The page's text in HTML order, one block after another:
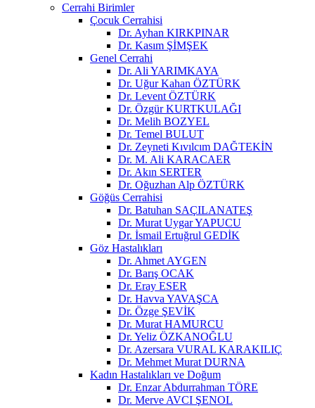
Cerrahi Birimler
Çocuk Cerrahisi
Dr. Ayhan KIRKPINAR
Dr. Kasım ŞİMŞEK
Genel Cerrahi
Dr. Ali YARIMKAYA
Dr. Uğur Kahan ÖZTÜRK
Dr. Levent ÖZTÜRK
Dr. Özgür KURTKULAĞI
Dr. Melih BOZYEL
Dr. Temel BULUT
Dr. Zeyneti Kıvılcım DAĞTEKİN
Dr. M. Ali KARACAER
Dr. Akın SERTER
Dr. Oğuzhan Alp ÖZTÜRK
Göğüs Cerrahisi
Dr. Batuhan SAÇILANATEŞ
Dr. Murat Uygar YAPUCU
Dr. İsmail Ertuğrul GEDİK
Göz Hastalıkları
Dr. Ahmet AYGEN
Dr. Barış OCAK
Dr. Eray ESER
Dr. Havva YAVAŞCA
Dr. Özge ŞEVİK
Dr. Murat HAMURCU
Dr. Yeliz ÖZKANOĞLU
Dr. Azersara VURAL KARAKILIÇ
Dr. Mehmet Murat DURNA
Kadın Hastalıkları ve Doğum
Dr. Enzar Abdurrahman TÖRE
Dr. Merve AVCI ŞENOL